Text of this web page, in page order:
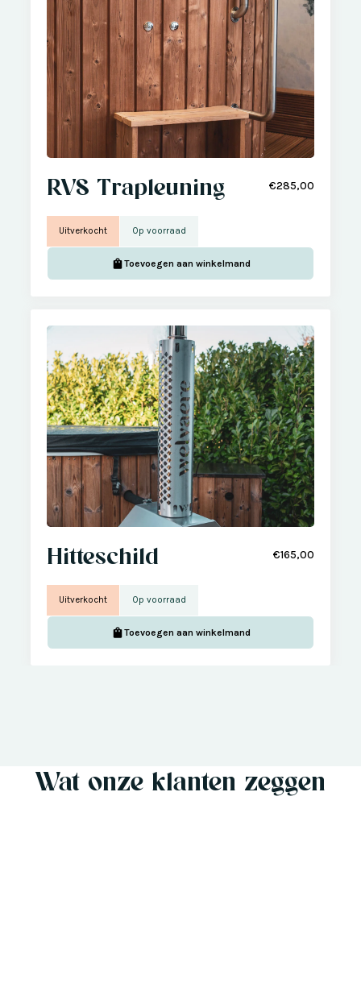
RVS Trapleuning €285,00
Uitverkocht Op voorraad
Toevoegen aan winkelmand
Hitteschild €165,00
Uitverkocht Op voorraad
Toevoegen aan winkelmand
Wat onze klanten zeggen